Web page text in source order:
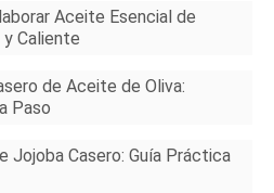
Aceite Esencial de
y Caliente
de Aceite de Oliva:
Paso
Jojoba Casero: Guía Práctica